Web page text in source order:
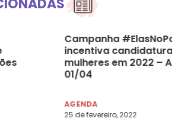
Campanha
incentiva
mulheres em 2022 –
01/04
AGENDA
25 de fevereiro, 2022